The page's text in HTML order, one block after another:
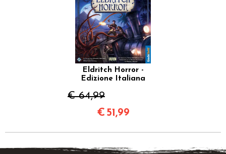
Eldritch Horror -
Edizione Italiana
€ 64,99
€ 51,99